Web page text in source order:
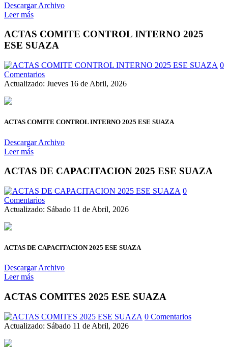
Descargar Archivo
Leer más
ACTAS COMITE CONTROL INTERNO 2025
ESE SUAZA
0
Comentarios
Actualizado: Jueves 16 de Abril, 2026
ACTAS COMITE CONTROL INTERNO 2025 ESE SUAZA
Descargar Archivo
Leer más
ACTAS DE CAPACITACION 2025 ESE SUAZA
0
Comentarios
Actualizado: Sábado 11 de Abril, 2026
ACTAS DE CAPACITACION 2025 ESE SUAZA
Descargar Archivo
Leer más
ACTAS COMITES 2025 ESE SUAZA
0 Comentarios
Actualizado: Sábado 11 de Abril, 2026